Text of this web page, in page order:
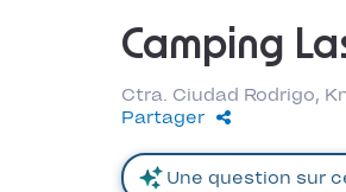
Camping
Ctra. Ciudad Rodrigo,
Partager